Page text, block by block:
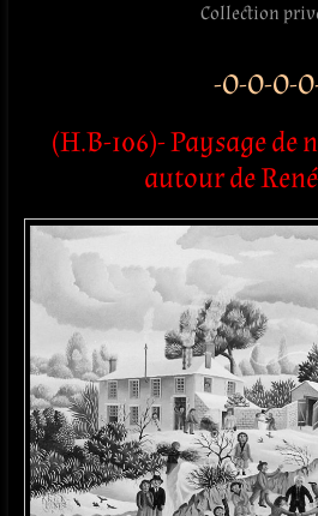
Collection
-O-O-O-
(H.B-106)- Paysage de
autour de